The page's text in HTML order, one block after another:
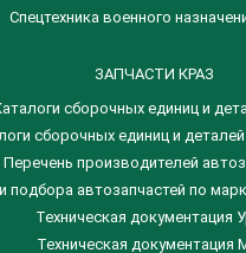
Спецтехника военного
ЗАПЧАСТИ КРАЗ
сборочных единиц и
сборочных единиц и
Перечень производителей
подбора автозапчастей по
Техническая документация
Техническая документация